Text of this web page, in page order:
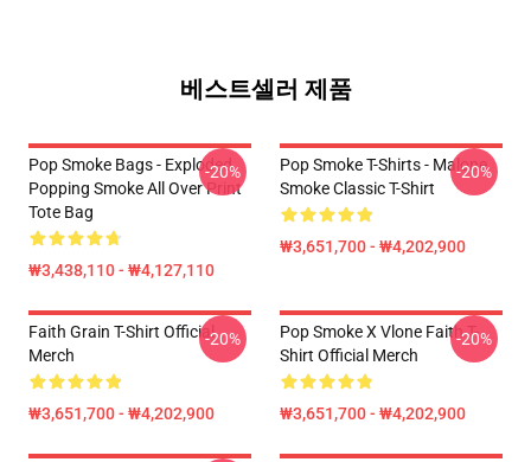
베스트셀러 제품
Pop Smoke Bags - Exploded
Popping Smoke All Over Print
Tote Bag
₩3,438,110 - ₩4,127,110
-20%
Pop Smoke T-Shirts - Malone
Smoke Classic T-Shirt
₩3,651,700 - ₩4,202,900
-20%
Faith Grain T-Shirt Official
Merch
₩3,651,700 - ₩4,202,900
-20%
Pop Smoke X Vlone Faith T-
Shirt Official Merch
₩3,651,700 - ₩4,202,900
-20%